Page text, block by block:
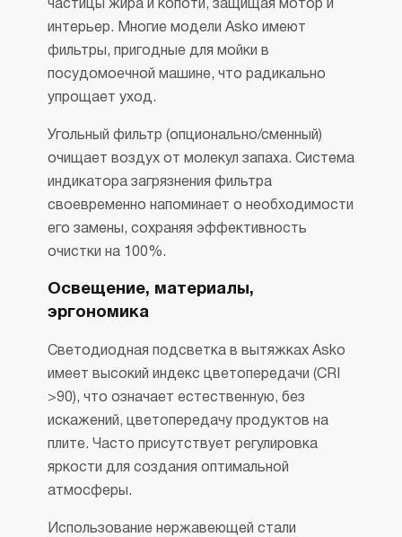
частицы жира и копоти, защищая мотор и
интерьер. Многие модели Asko имеют
фильтры, пригодные для мойки в
посудомоечной машине, что радикально
упрощает уход.
Угольный фильтр (опционально/сменный)
очищает воздух от молекул запаха. Система
индикатора загрязнения фильтра
своевременно напоминает о необходимости
его замены, сохраняя эффективность
очистки на 100%.
Освещение, материалы,
эргономика
Светодиодная подсветка в вытяжках Asko
имеет высокий индекс цветопередачи (CRI
>90), что означает естественную, без
искажений, цветопередачу продуктов на
плите. Часто присутствует регулировка
яркости для создания оптимальной
атмосферы.
Использование нержавеющей стали